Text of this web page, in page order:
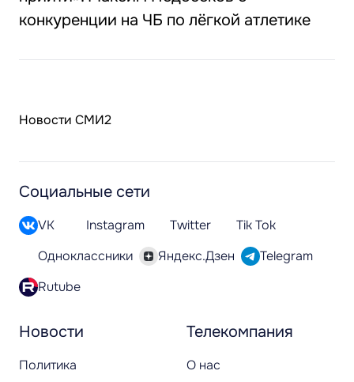
конкуренции на ЧБ по лёгкой атлетике
Новости СМИ2
Новости
Политика
Телекомпания
О нас
Социальные сети
VK Instagram Twitter
Tik Tok
Одноклассники
Яндекс.Дзен
Telegram
Rutube